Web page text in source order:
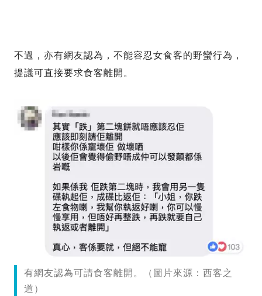
不過，亦有網友認為，不能容忍女食客的野蠻行為，
提議可直接要求食客離開。
有網友認為可請食客離開。（圖片來源：西客之
道）